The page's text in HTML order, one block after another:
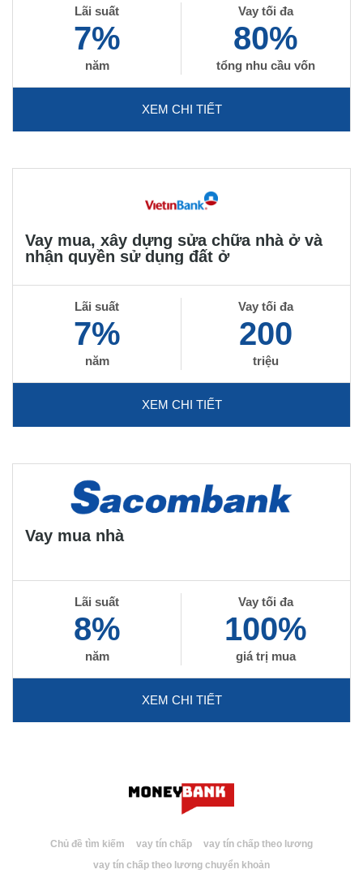
Lãi suất
7%
năm
Vay tối đa
80%
tổng nhu cầu vốn
XEM CHI TIẾT
Vay mua, xây dựng sửa chữa nhà ở và
nhận quyền sử dụng đất ở
Lãi suất
7%
năm
Vay tối đa
200
triệu
XEM CHI TIẾT
Vay mua nhà
Lãi suất
8%
năm
Vay tối đa
100%
giá trị mua
XEM CHI TIẾT
Chủ đề tìm kiếm vay tín chấp
vay tín chấp theo lương
vay tín chấp theo lương chuyển khoản